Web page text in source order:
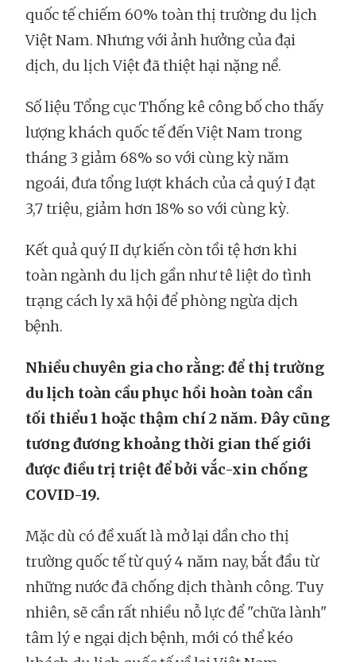
quốc tế chiếm 60% toàn thị trường du lịch
Việt Nam. Nhưng với ảnh hưởng của đại
dịch, du lịch Việt đã thiệt hại nặng nề.
Số liệu Tổng cục Thống kê công bố cho thấy
lượng khách quốc tế đến Việt Nam trong
tháng 3 giảm 68% so với cùng kỳ năm
ngoái, đưa tổng lượt khách của cả quý I đạt
3,7 triệu, giảm hơn 18% so với cùng kỳ.
Kết quả quý II dự kiến còn tồi tệ hơn khi
toàn ngành du lịch gần như tê liệt do tình
trạng cách ly xã hội để phòng ngừa dịch
bệnh.
Nhiều chuyên gia cho rằng: để thị trường
du lịch toàn cầu phục hồi hoàn toàn cần
tối thiểu 1 hoặc thậm chí 2 năm. Đây cũng
tương đương khoảng thời gian thế giới
được điều trị triệt để bởi vắc-xin chống
COVID-19.
Mặc dù có đề xuất là mở lại dần cho thị
trường quốc tế từ quý 4 năm nay, bắt đầu từ
những nước đã chống dịch thành công. Tuy
nhiên, sẽ cần rất nhiều nỗ lực để "chữa lành"
tâm lý e ngại dịch bệnh, mới có thể kéo